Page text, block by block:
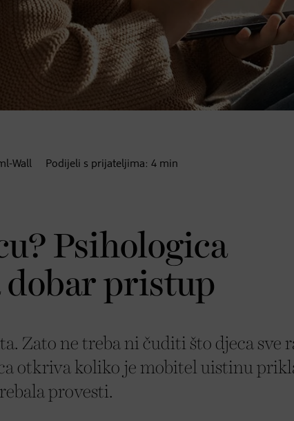
Wall Podijeli s prijateljima: 4 min
Psihologica
dobar pristup
Zato ne treba ni čuditi što djeca sve
otkriva koliko je mobitel uistinu
provesti.